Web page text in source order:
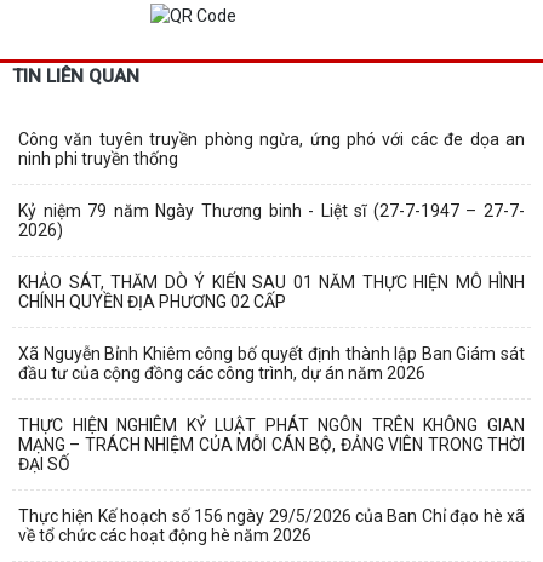
TIN LIÊN QUAN
Công văn tuyên truyền phòng ngừa, ứng phó với các đe dọa an
ninh phi truyền thống
Kỷ niệm 79 năm Ngày Thương binh - Liệt sĩ (27-7-1947 – 27-7-
2026)
KHẢO SÁT, THĂM DÒ Ý KIẾN SAU 01 NĂM THỰC HIỆN MÔ HÌNH
CHÍNH QUYỀN ĐỊA PHƯƠNG 02 CẤP
Xã Nguyễn Bỉnh Khiêm công bố quyết định thành lập Ban Giám sát
đầu tư của cộng đồng các công trình, dự án năm 2026
THỰC HIỆN NGHIÊM KỶ LUẬT PHÁT NGÔN TRÊN KHÔNG GIAN
MẠNG – TRÁCH NHIỆM CỦA MỖI CÁN BỘ, ĐẢNG VIÊN TRONG THỜI
ĐẠI SỐ
Thực hiện Kế hoạch số 156 ngày 29/5/2026 của Ban Chỉ đạo hè xã
về tổ chức các hoạt động hè năm 2026